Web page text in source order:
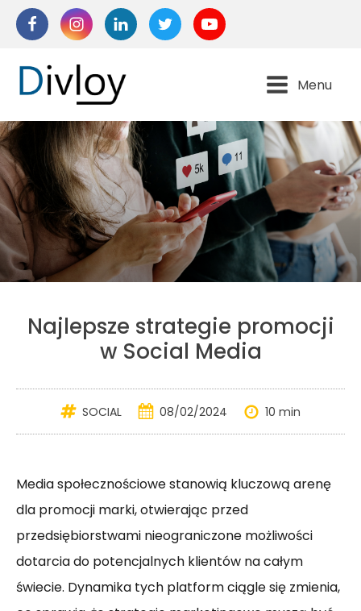
Menu
Najlepsze strategie promocji
w Social Media
SOCIAL 08/02/2024 10 min
Media społecznościowe stanowią kluczową arenę
dla promocji marki, otwierając przed
przedsiębiorstwami nieograniczone możliwości
dotarcia do potencjalnych klientów na całym
świecie. Dynamika tych platform ciągle się zmienia,